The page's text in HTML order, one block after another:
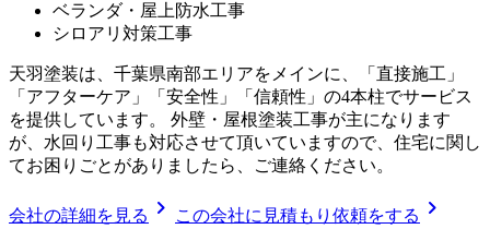
ベランダ・屋上防水工事
シロアリ対策工事
天羽塗装は、千葉県南部エリアをメインに、「直接施工」
「アフターケア」「安全性」「信頼性」の4本柱でサービス
を提供しています。 外壁・屋根塗装工事が主になります
が、水回り工事も対応させて頂いていますので、住宅に関し
てお困りごとがありましたら、ご連絡ください。
会社の詳細を見る chevron_right この会社に見積もり依頼をする chevron_right